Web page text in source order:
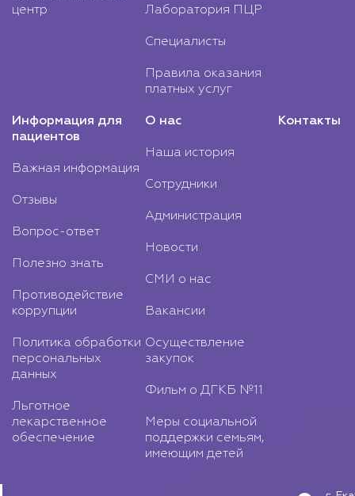
центр
Лаборатория ПЦР
Специалисты
Правила оказания
платных услуг
Информация для
пациентов
Важная информация
Отзывы
Вопрос-ответ
Полезно знать
Противодействие
коррупции
Политика обработки
персональных
данных
Льготное
лекарственное
обеспечение
О нас
Наша история
Сотрудники
Администрация
Новости
СМИ о нас
Вакансии
Осуществление
закупок
Фильм о ДГКБ №11
Меры социальной
поддержки семьям,
имеющим детей
Контакты